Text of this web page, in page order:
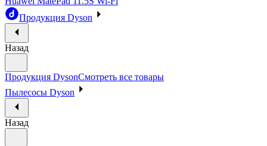
Продукция Dyson
Назад
Продукция DysonСмотреть все товары
Пылесосы Dyson
Назад